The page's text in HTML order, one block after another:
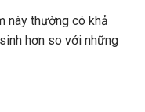
này thường có khả
hơn so với những